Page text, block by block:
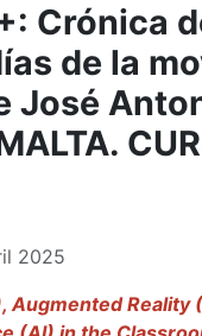
Crónica
de la
José
2025
Augmented Reality